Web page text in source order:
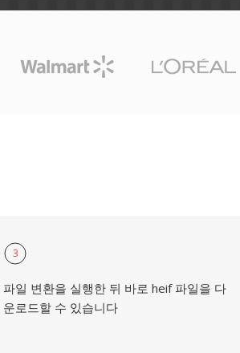
3
파일 변환을 실행한 뒤 바로 heif 파일을 다
운로드할 수 있습니다